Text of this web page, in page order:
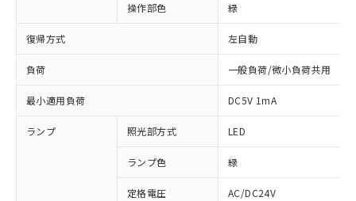
操作部色 緑
復帰方式 左自動
負荷 一般負荷/微小負荷共用
最小適用負荷 DC5V 1mA
ランプ 照光部方式 LED
ランプ色 緑
定格電圧 AC/DC24V